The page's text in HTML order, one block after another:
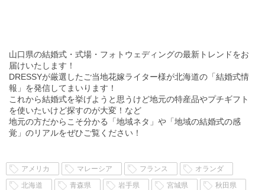
山口県の結婚式・式場・フォトウェディングの最新トレンドをお
届けいたします！
DRESSYが厳選したご当地花嫁ライター様が北海道の「結婚式情
報」を発信してまいります！
これから結婚式を挙げようと思うけど地元の特産品やプチギフト
を使いたいけど探すのが大変！など
地元の方だからこそ分かる「地域ネタ」や「地域の結婚式の感
覚」のリアルをぜひご覧ください！
アメリカ マレーシア フランス
オランダ
北海道
青森県 岩手県 宮城県
秋田県